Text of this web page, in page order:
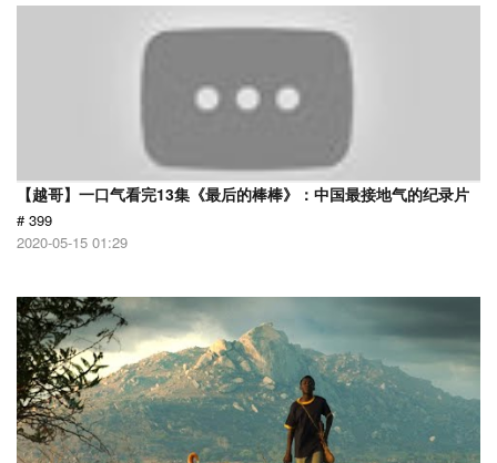
【越哥】一口气看完13集《最后的棒棒》：中国最接地气的纪录片
# 399
2020-05-15 01:29